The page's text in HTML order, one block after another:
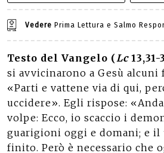
Vedere Prima Lettura e Salmo
Testo del Vangelo (Lc13,31-
si avvicinarono a Gesù alcuni
«Parti e vattene via di qui,
uccidere». Egli rispose:
volpe: Ecco, io scaccio i
guarigioni oggi e domani; e
finito. Però è necessario che